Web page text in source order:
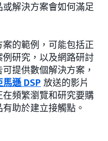
解決方案會如何滿足
的範例，可能包括正
研究，以及網路研討
提供數個解決方案，
馬遜 DSP 放送的影片
頻繁瀏覽和研究要購
助於建立接觸點。